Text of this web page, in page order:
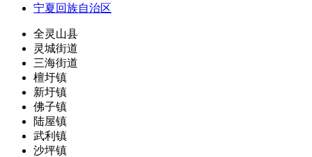
宁夏回族自治区
全灵山县
灵城街道
三海街道
檀圩镇
新圩镇
佛子镇
陆屋镇
武利镇
沙坪镇